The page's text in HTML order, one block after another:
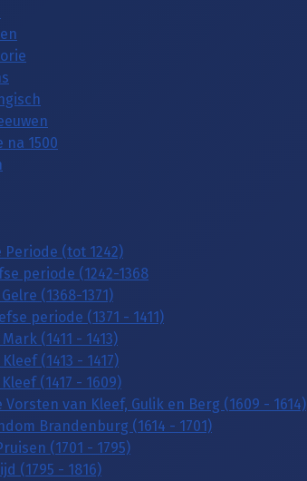
na 1500
(tot 1242)
periode (1242-1368
(1368-1371)
periode (1371 - 1411)
(1411 - 1413)
(1413 - 1417)
(1417 - 1609)
Vorsten van Kleef, Gulik en Berg (1609 - 1614)
Brandenburg (1614 - 1701)
(1701 - 1795)
(1795 - 1816)